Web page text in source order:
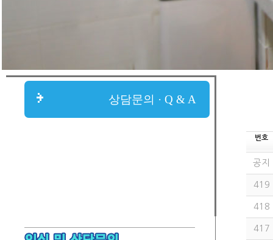
상담문의 · Q & A
번호
공지
419
418
417